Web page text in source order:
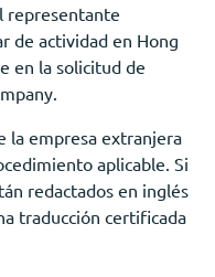
representante
de actividad en Hong
en la solicitud de
la empresa extranjera
aplicable. Si
redactados en inglés
traducción certificada